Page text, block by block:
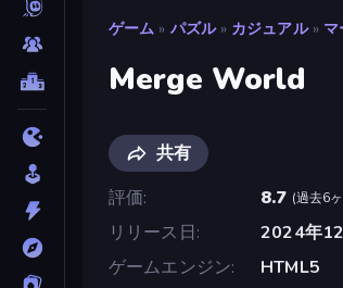
ゲーム » パズル » カジュアル » マ
Merge World
共有
評価
8.7 (過去6
リリース日
2024年
ゲームエンジン
HTML5